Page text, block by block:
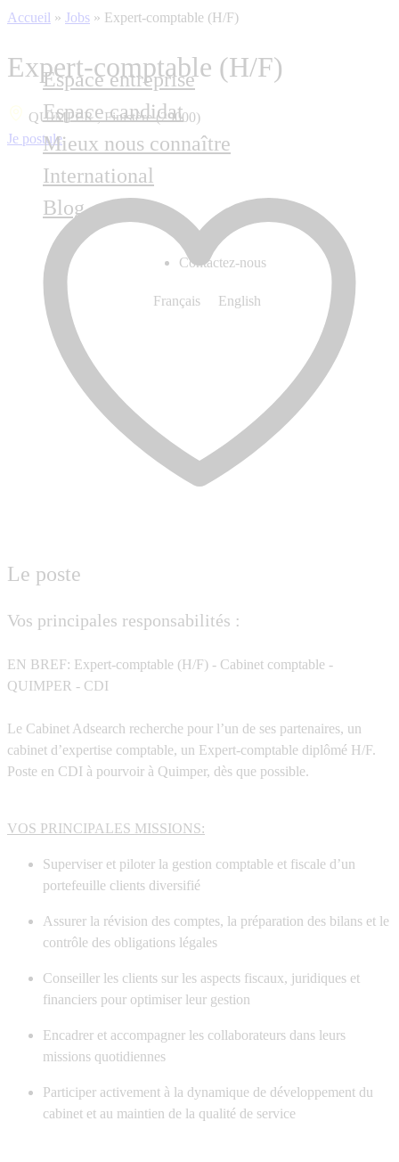
Espace entreprise
Espace candidat
Mieux nous connaître
International
Blog
Contactez-nous
Français English
Accueil » Jobs » Expert-comptable (H/F)
Expert-comptable (H/F)
QUIMPER , Finistère (29000)
Je postule
Le poste
Vos principales responsabilités :
EN BREF: Expert-comptable (H/F) - Cabinet comptable -
QUIMPER - CDI
Le Cabinet Adsearch recherche pour l’un de ses partenaires, un
cabinet d’expertise comptable, un Expert-comptable diplômé H/F.
Poste en CDI à pourvoir à Quimper, dès que possible.
VOS PRINCIPALES MISSIONS:
Superviser et piloter la gestion comptable et fiscale d’un
portefeuille clients diversifié
Assurer la révision des comptes, la préparation des bilans et le
contrôle des obligations légales
Conseiller les clients sur les aspects fiscaux, juridiques et
financiers pour optimiser leur gestion
Encadrer et accompagner les collaborateurs dans leurs
missions quotidiennes
Participer activement à la dynamique de développement du
cabinet et au maintien de la qualité de service